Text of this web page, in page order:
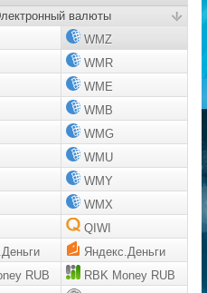
валюты
WMZ
WMR
WME
WMB
WMG
WMU
WMY
WMX
QIWI
Яндекс.Деньги
RUB
RBK Money RUB